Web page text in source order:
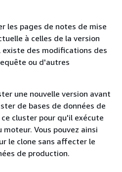
les pages de notes de mise
à celles de la version
des modifications des
ou d'autres
une nouvelle version avant
de bases de données de
cluster pour qu'il exécute
Vous pouvez ainsi
le clone sans affecter le
de production.